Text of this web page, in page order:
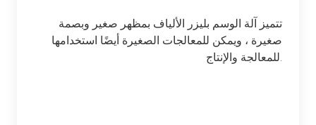
صغيرة ، ويمكن للمعالجات الصغيرة أيضًا استخدامها
للمعالجة والإنتاج.